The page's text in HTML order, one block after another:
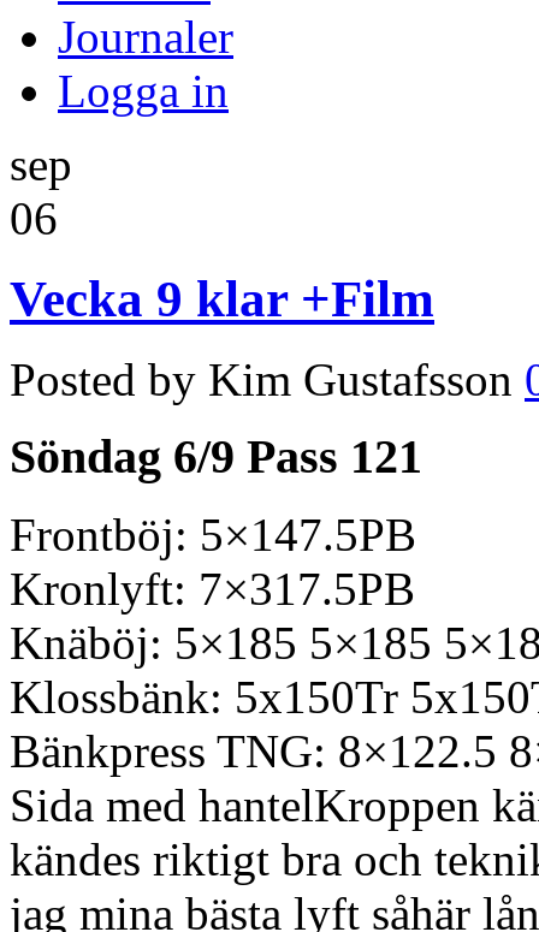
Journaler
Logga in
sep
06
Vecka 9 klar +Film
Posted by Kim Gustafsson
Söndag 6/9 Pass 121
Frontböj: 5×147.5PB
Kronlyft: 7×317.5PB
Knäböj: 5×185 5×185
Klossbänk: 5x150Tr
Bänkpress TNG: 8×122.5
Sida med hantelKroppen
kändes riktigt bra och
jag mina bästa lyft såhär